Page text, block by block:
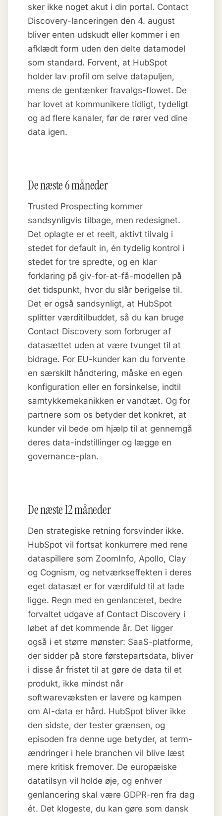
sker ikke noget akut i din portal. Contact
Discovery-lanceringen den 4. august
bliver enten udskudt eller kommer i en
afklædt form uden den delte datamodel
som standard. Forvent, at HubSpot
holder lav profil om selve datapuljen,
mens de gentænker fravalgs-flowet. De
har lovet at kommunikere tidligt, tydeligt
og ad flere kanaler, før de rører ved dine
data igen.
De næste 6 måneder
Trusted Prospecting kommer
sandsynligvis tilbage, men redesignet.
Det oplagte er et reelt, aktivt tilvalg i
stedet for default in, én tydelig kontrol i
stedet for tre spredte, og en klar
forklaring på giv-for-at-få-modellen på
det tidspunkt, hvor du slår berigelse til.
Det er også sandsynligt, at HubSpot
splitter værditilbuddet, så du kan bruge
Contact Discovery som forbruger af
datasættet uden at være tvunget til at
bidrage. For EU-kunder kan du forvente
en særskilt håndtering, måske en egen
konfiguration eller en forsinkelse, indtil
samtykkemekanikken er vandtæt. Og for
partnere som os betyder det konkret, at
kunder vil bede om hjælp til at gennemgå
deres data-indstillinger og lægge en
governance-plan.
De næste 12 måneder
Den strategiske retning forsvinder ikke.
HubSpot vil fortsat konkurrere med rene
dataspillere som ZoomInfo, Apollo, Clay
og Cognism, og netværkseffekten i deres
eget datasæt er for værdifuld til at lade
ligge. Regn med en genlanceret, bedre
forvaltet udgave af Contact Discovery i
løbet af det kommende år. Det ligger
også i et større mønster: SaaS-platforme,
der sidder på store førstepartsdata, bliver
i disse år fristet til at gøre de data til et
produkt, ikke mindst når
softwarevæksten er lavere og kampen
om AI-data er hård. HubSpot bliver ikke
den sidste, der tester grænsen, og
episoden fra denne uge betyder, at term-
ændringer i hele branchen vil blive læst
mere kritisk fremover. De europæiske
datatilsyn vil holde øje, og enhver
genlancering skal være GDPR-ren fra dag
ét. Det klogeste, du kan gøre som dansk